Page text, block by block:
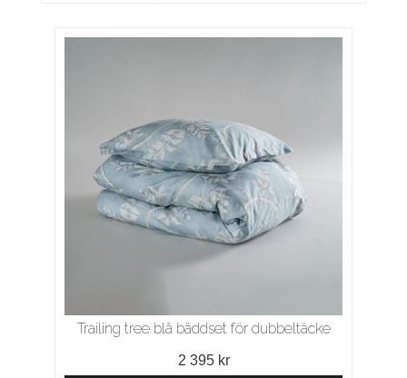
Trailing tree blå bäddset för dubbeltäcke
2 395 kr